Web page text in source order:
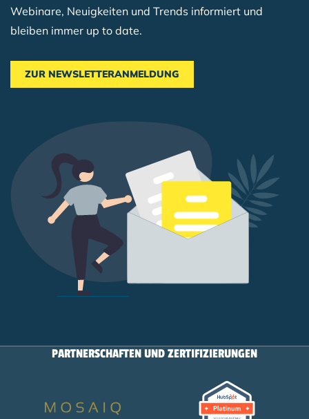
Webinare, Neuigkeiten und Trends informiert und
bleiben immer up to date.
ZUR NEWSLETTERANMELDUNG
PARTNERSCHAFTEN UND ZERTIFIZIERUNGEN